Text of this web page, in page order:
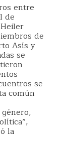
entre
de
de
Asís y
se
se
común
la